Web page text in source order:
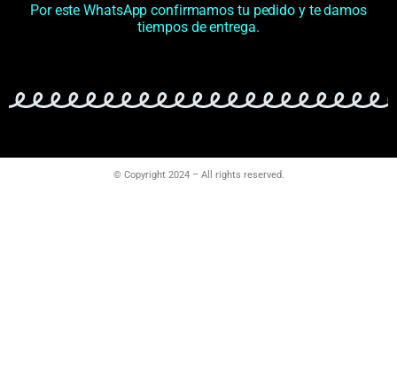
Por este WhatsApp confirmamos tu pedido y te damos
tiempos de entrega.
© Copyright 2024 – All rights reserved.